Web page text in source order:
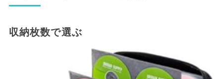
収納枚数で選ぶ